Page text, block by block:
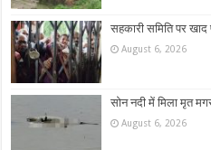
सहकारी समिति पर
August 6, 2026
सोन नदी में मिला मृत
August 6, 2026